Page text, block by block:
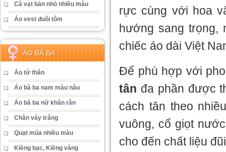
Cà vạt bản nhỏ nhiều màu
Áo vest đuôi tôm
ÁO BÀ BA
Áo tứ thân
Áo bà ba nam màu nâu
Áo bà ba nữ khăn rằn
Chân váy trắng
Quạt múa nhiều màu
Kiềng bạc, Kiềng vàng
rực cùng với hoa
hướng sang trọng,
chiếc áo dài Việt
Để phù hợp với
tân đa phần được
cách tân theo
vuông, cổ giọt
cho đến chất liệu